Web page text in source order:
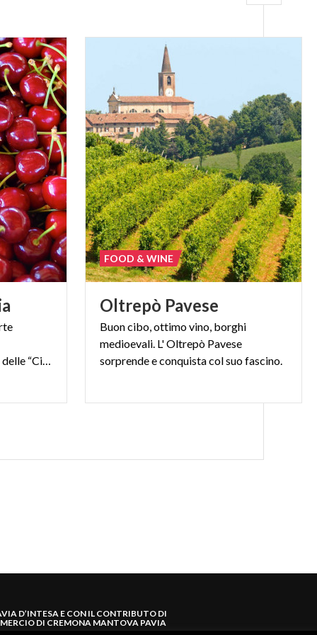
dell’Associazione Nazionale delle “Città delle ciliegie”.
Oltrepò Pavese
Buon cibo, ottimo vino, borghi
medioevali. L' Oltrepò Pavese
sorprende e conquista col suo fascino.
FOOD & WINE
D’INTESA E CON IL CONTRIBUTO DI
DI CREMONA MANTOVA PAVIA